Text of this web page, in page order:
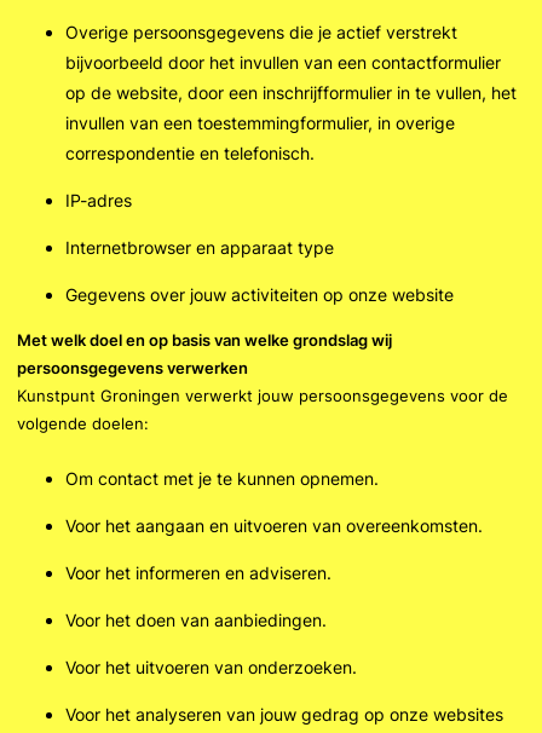
Overige persoonsgegevens die je actief verstrekt
bijvoorbeeld door het invullen van een contactformulier
op de website, door een inschrijfformulier in te vullen, het
invullen van een toestemmingformulier, in overige
correspondentie en telefonisch.
IP-adres
Internetbrowser en apparaat type
Gegevens over jouw activiteiten op onze website
Met welk doel en op basis van welke grondslag wij
persoonsgegevens verwerken
Kunstpunt Groningen verwerkt jouw persoonsgegevens voor de
volgende doelen:
Om contact met je te kunnen opnemen.
Voor het aangaan en uitvoeren van overeenkomsten.
Voor het informeren en adviseren.
Voor het doen van aanbiedingen.
Voor het uitvoeren van onderzoeken.
Voor het analyseren van jouw gedrag op onze websites